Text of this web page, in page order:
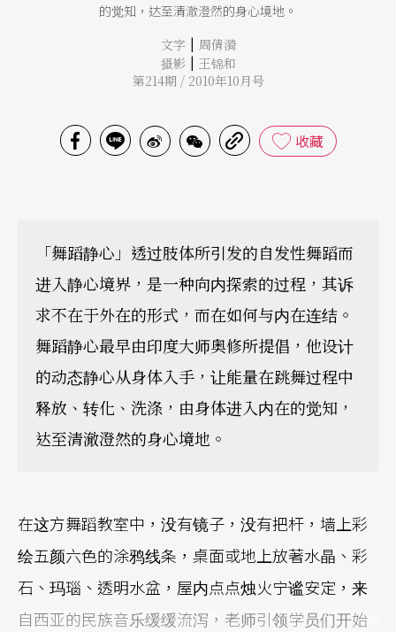
的觉知，达至清澈澄然的身心境地。
文字 | 周倩漪
摄影 | 王锦和
第214期 / 2010年10月号
收藏
「舞蹈静心」透过肢体所引发的自发性舞蹈而
进入静心境界，是一种向内探索的过程，其诉
求不在于外在的形式，而在如何与内在连结。
舞蹈静心最早由印度大师奥修所提倡，他设计
的动态静心从身体入手，让能量在跳舞过程中
释放、转化、洗涤，由身体进入内在的觉知，
达至清澈澄然的身心境地。
在这方舞蹈教室中，没有镜子，没有把杆，墙上彩
绘五颜六色的涂鸦线条，桌面或地上放著水晶、彩
石、玛瑙、透明水盆，屋内点点烛火宁谧安定，来
自西亚的民族音乐缓缓流泻，老师引领学员们开始